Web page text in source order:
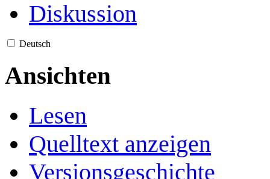
Diskussion
Deutsch
Ansichten
Lesen
Quelltext anzeigen
Versionsgeschichte